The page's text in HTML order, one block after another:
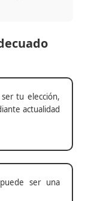
tu elección,
actualidad
puede ser una